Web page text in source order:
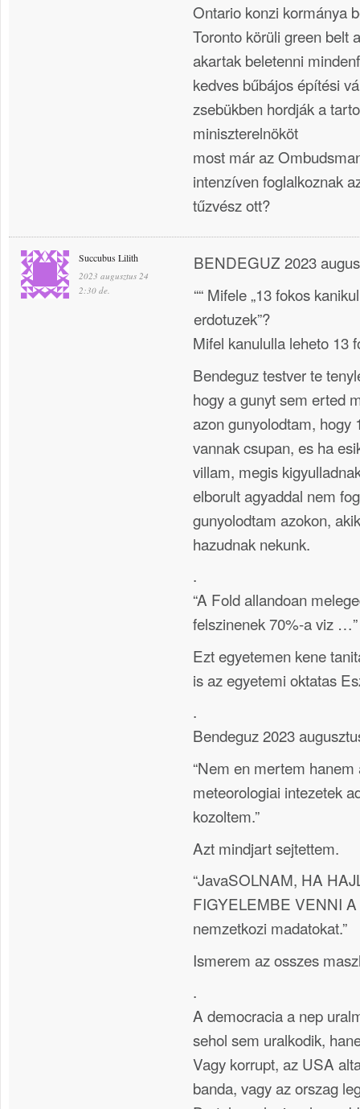
Ontario konzi kormánya
Toronto körüli green belt
akartak beletenni
kedves bűbájos építési
zsebükben hordják a
miniszterelnököt
most már az
intenzíven foglalkoznak
tűzvész ott?
Succubus Lilith
2023 augusztus 24
2:30 de.
BENDEGUZ 2023
““ Mifele „13 fokos
erdotuzek”?
Mifel kanululla leheto 13
Bendeguz testver te
hogy a gunyt sem erted
azon gunyolodtam, hogy
vannak csupan, es ha
villam, megis
elborult agyaddal nem
gunyolodtam azokon,
hazudnak nekunk.
.
“A Fold allandoan
felszinenek 70%-a viz …”
Ezt egyetemen kene
is az egyetemi oktatas
.
Bendeguz 2023
“Nem en mertem
meteorologiai intezetek
kozoltem.”
Azt mindjart sejtettem.
“JavaSOLNAM, HA
FIGYELEMBE VENNI
nemzetkozi madatokat.”
Ismerem az osszes
.
A democracia a nep
sehol sem uralkodik,
Vagy korrupt, az USA
banda, vagy az orszag